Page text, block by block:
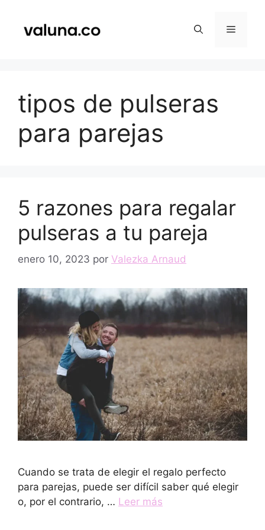
contenido
Menú
tipos de pulseras
para parejas
5 razones para regalar
pulseras a tu pareja
enero 10, 2023 por Valezka Arnaud
Cuando se trata de elegir el regalo perfecto
para parejas, puede ser difícil saber qué elegir
o, por el contrario, … Leer más